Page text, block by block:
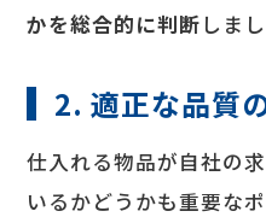
かを総合的に判断 しま
2. 適正な品質
仕入れる物品が自社の
いるかどうかも重要なポ